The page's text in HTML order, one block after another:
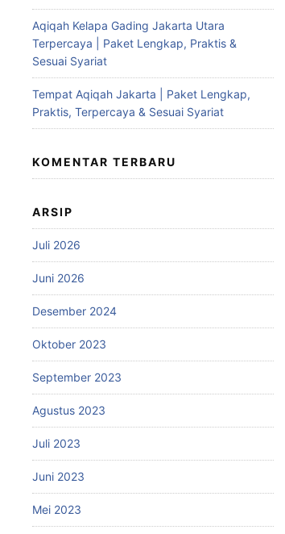
Aqiqah Kelapa Gading Jakarta Utara
Terpercaya | Paket Lengkap, Praktis &
Sesuai Syariat
Tempat Aqiqah Jakarta | Paket Lengkap,
Praktis, Terpercaya & Sesuai Syariat
KOMENTAR TERBARU
ARSIP
Juli 2026
Juni 2026
Desember 2024
Oktober 2023
September 2023
Agustus 2023
Juli 2023
Juni 2023
Mei 2023